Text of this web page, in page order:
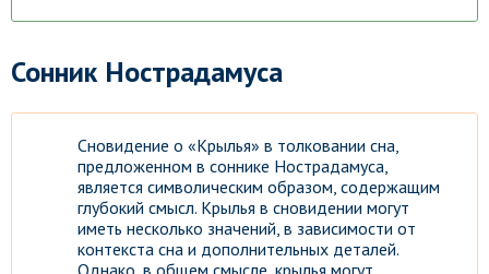
Сонник Нострадамуса
Сновидение о «Крылья» в толковании сна,
предложенном в соннике Нострадамуса,
является символическим образом, содержащим
глубокий смысл. Крылья в сновидении могут
иметь несколько значений, в зависимости от
контекста сна и дополнительных деталей.
Однако, в общем смысле, крылья могут